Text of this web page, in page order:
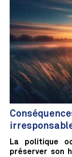
La politique
préserver son